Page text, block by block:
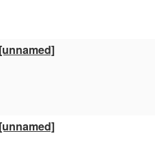
[unnamed]
[unnamed]